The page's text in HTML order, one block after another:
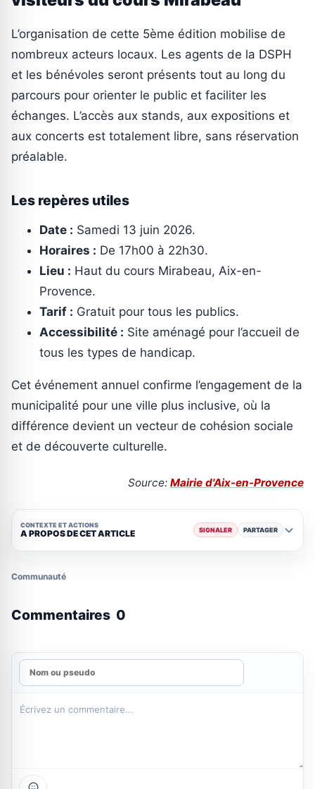
L’organisation de cette 5ème édition mobilise de
nombreux acteurs locaux. Les agents de la DSPH
et les bénévoles seront présents tout au long du
parcours pour orienter le public et faciliter les
échanges. L’accès aux stands, aux expositions et
aux concerts est totalement libre, sans réservation
préalable.
Les repères utiles
Date : Samedi 13 juin 2026.
Horaires : De 17h00 à 22h30.
Lieu : Haut du cours Mirabeau, Aix-en-
Provence.
Tarif : Gratuit pour tous les publics.
Accessibilité : Site aménagé pour l’accueil de
tous les types de handicap.
Cet événement annuel confirme l’engagement de la
municipalité pour une ville plus inclusive, où la
différence devient un vecteur de cohésion sociale
et de découverte culturelle.
Source: Mairie d'Aix-en-Provence
CONTEXTE ET ACTIONS
A PROPOS DE CET ARTICLE SIGNALER PARTAGER
Communauté
Commentaires 0